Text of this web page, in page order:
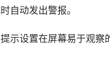
自动发出警报。
示设置在屏幕易于观察